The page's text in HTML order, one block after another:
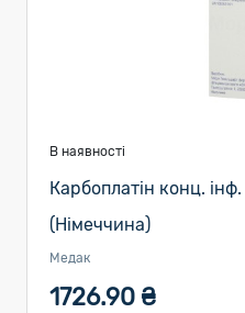
В наявності
Карбоплатін конц.
(Німеччина)
Медак
1726.90 ₴